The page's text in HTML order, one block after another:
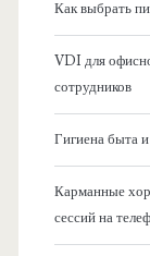
Как выбрать
VDI для
сотрудников
Гигиена быта
Карманные
сессий на